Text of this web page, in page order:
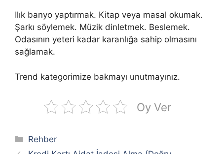
Ilık banyo yaptırmak. Kitap veya masal okumak.
Şarkı söylemek. Müzik dinletmek. Beslemek.
Odasının yeteri kadar karanlığa sahip olmasını
sağlamak.
Trend kategorimize bakmayı unutmayınız.
Oy Ver
Kategoriler
Rehber